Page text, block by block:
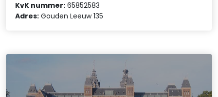
KvK nummer: 65852583
Adres: Gouden Leeuw 135